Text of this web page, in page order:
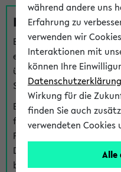
Fragen zu
Bei inhaltlichen und
einzelnen
über denFragen-Link bei
Support kann hier meist
Bei Veranstaltungen mit
finden Sie eine Auskunft
Platzzuteilung im eKVV
Detailseite zum
betreffenden
während andere uns
Erfahrung zu
verwenden wir
Interaktionen mit
können Ihre
Datenschutzerklärung
Wirkung für die
finden Sie auch
verwendeten Cookies
Alle